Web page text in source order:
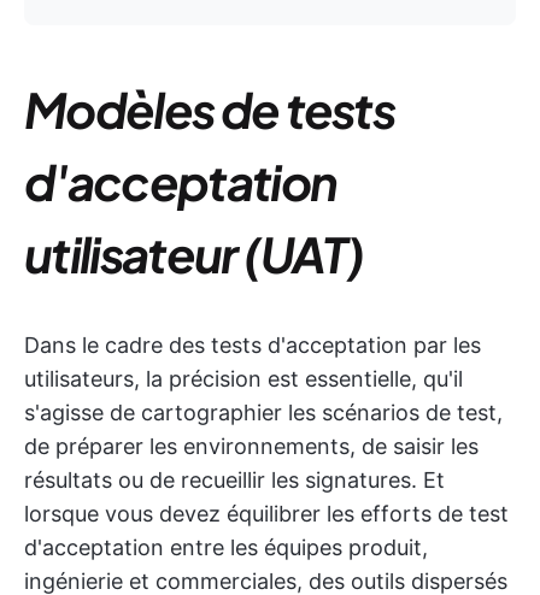
Modèles de tests
d'acceptation
utilisateur (UAT)
Dans le cadre des tests d'acceptation par les
utilisateurs, la précision est essentielle, qu'il
s'agisse de cartographier les scénarios de test,
de préparer les environnements, de saisir les
résultats ou de recueillir les signatures. Et
lorsque vous devez équilibrer les efforts de test
d'acceptation entre les équipes produit,
ingénierie et commerciales, des outils dispersés